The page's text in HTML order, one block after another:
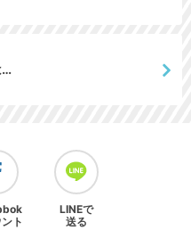
…
ト
LINEで
送る